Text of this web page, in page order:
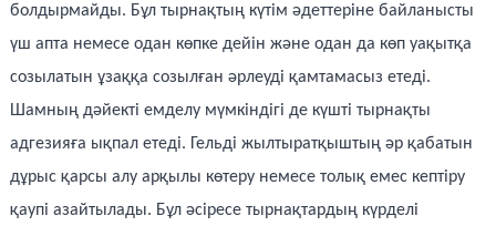
болдырмайды. Бұл тырнақтың күтім әдеттеріне байланысты
үш апта немесе одан көпке дейін және одан да көп уақытқа
созылатын ұзаққа созылған әрлеуді қамтамасыз етеді.
Шамның дәйекті емделу мүмкіндігі де күшті тырнақты
адгезияға ықпал етеді. Гельді жылтыратқыштың әр қабатын
дұрыс қарсы алу арқылы көтеру немесе толық емес кептіру
қаупі азайтылады. Бұл әсіресе тырнақтардың күрделі